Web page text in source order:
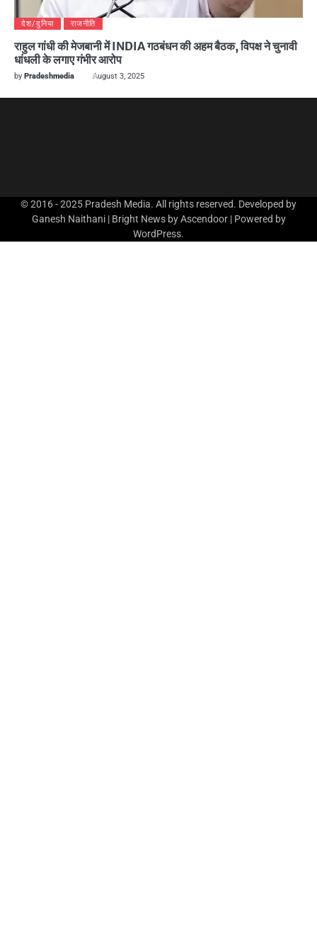
देश/दुनिया राजनीति
राहुल गांधी की मेजबानी में INDIA गठबंधन की अहम बैठक, विपक्ष ने चुनावी
धांधली के लगाए गंभीर आरोप
by Pradeshmedia August 3, 2025
© 2016 - 2025 Pradesh Media. All rights reserved. Developed by
Ganesh Naithani | Bright News byAscendoor| Powered by
WordPress.